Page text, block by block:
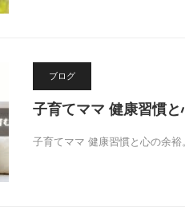
ブログ
子育てママ 健康習慣
子育てママ 健康習慣と心の余